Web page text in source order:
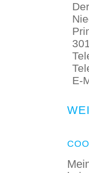
E-